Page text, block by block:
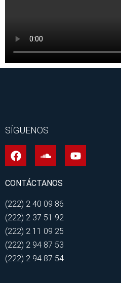
SÍGUENOS
CONTÁCTANOS
(222) 2 40 09 86
(222) 2 37 51 92
(222) 2 11 09 25
(222) 2 94 87 53
(222) 2 94 87 54